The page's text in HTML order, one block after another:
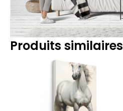
Produits similaires
de
prix :
14.90€
à
219.90€